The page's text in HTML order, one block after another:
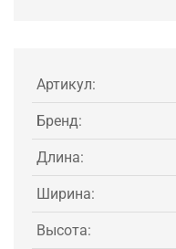
Артикул:
Бренд:
Длина:
Ширина:
Высота: